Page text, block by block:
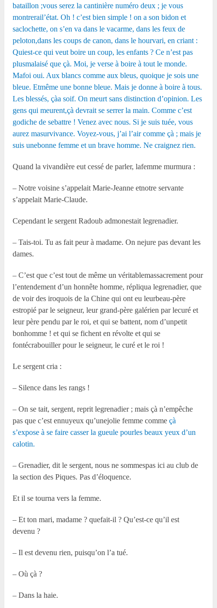
bataillon ;vous serez la cantinière numéro deux ; je vous
montrerail’état. Oh ! c’est bien simple ! on a son bidon et
saclochette, on s’en va dans le vacarme, dans les feux de
peloton,dans les coups de canon, dans le hourvari, en criant :
Quiest-ce qui veut boire un coup, les enfants ? Ce n’est pas
plusmalaisé que çà. Moi, je verse à boire à tout le monde.
Mafoi oui. Aux blancs comme aux bleus, quoique je sois une
bleue. Etmême une bonne bleue. Mais je donne à boire à tous.
Les blessés, çàa soif. On meurt sans distinction d’opinion. Les
gens qui meurent,çà devrait se serrer la main. Comme c’est
godiche de sebattre ! Venez avec nous. Si je suis tuée, vous
aurez masurvivance. Voyez-vous, j’ai l’air comme çà ; mais je
suis unebonne femme et un brave homme. Ne craignez rien.
Quand la vivandière eut cessé de parler, lafemme murmura :
– Notre voisine s’appelait Marie-Jeanne etnotre servante
s’appelait Marie-Claude.
Cependant le sergent Radoub admonestait legrenadier.
– Tais-toi. Tu as fait peur à madame. On nejure pas devant les
dames.
– C’est que c’est tout de même un véritablemassacrement pour
l’entendement d’un honnête homme, répliqua legrenadier, que
de voir des iroquois de la Chine qui ont eu leurbeau-père
estropié par le seigneur, leur grand-père galérien par lecuré et
leur père pendu par le roi, et qui se battent, nom d’unpetit
bonhomme ! et qui se fichent en révolte et qui se
fontécrabouiller pour le seigneur, le curé et le roi !
Le sergent cria :
– Silence dans les rangs !
– On se tait, sergent, reprit legrenadier ; mais çà n’empêche
pas que c’est ennuyeux qu’unejolie femme commeçà
s’expose à se faire casser la gueule pourles beaux yeux d’un
calotin.
– Grenadier, dit le sergent, nous ne sommespas ici au club de
la section des Piques. Pas d’éloquence.
Et il se tourna vers la femme.
– Et ton mari, madame ? quefait-il ? Qu’est-ce qu’il est
devenu ?
– Il est devenu rien, puisqu’on l’a tué.
– Où çà ?
– Dans la haie.